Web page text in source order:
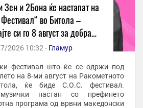
Зен и 2Бона ќе настапат на
во Битола –
си го 8 август за добра
забава
2026 10:32 - Гламур
фестивал што ќе се одржи под
на 8-ми август на Ракометното
ќе биде С.О.С. фестивал.
настан со префинето
програма од врвни македонски